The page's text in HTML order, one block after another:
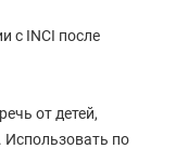
лимонное
с INCI после
от детей,
Использовать по